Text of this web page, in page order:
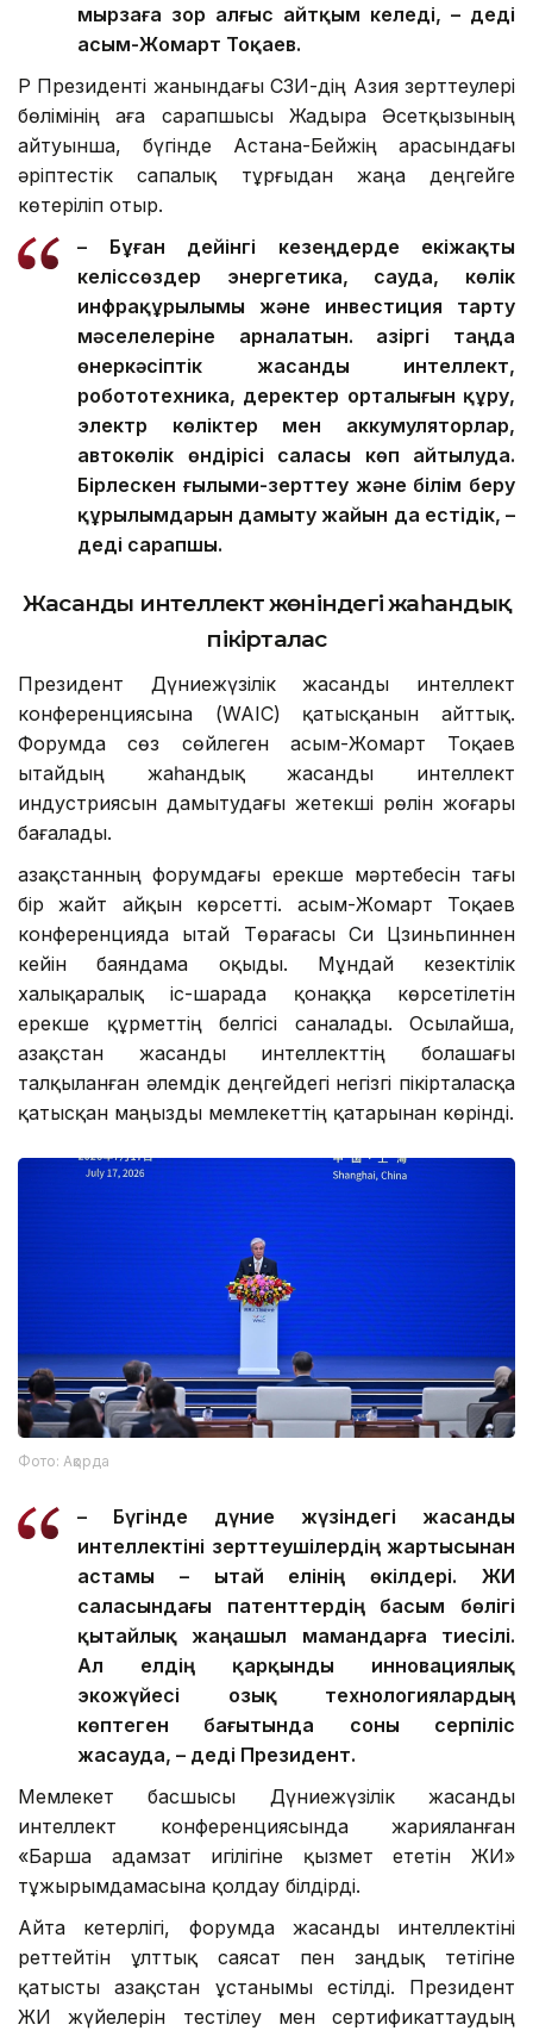
мырзаға зор алғыс айтқым келеді, – деді
Қасым-Жомарт Тоқаев.
ҚР Президенті жанындағы ҚСЗИ-дің Азия зерттеулері
бөлімінің аға сарапшысы Жадыра Әсетқызының
айтуынша, бүгінде Астана-Бейжің арасындағы
әріптестік сапалық тұрғыдан жаңа деңгейге
көтеріліп отыр.
– Бұған дейінгі кезеңдерде екіжақты
келіссөздер энергетика, сауда, көлік
инфрақұрылымы және инвестиция тарту
мәселелеріне арналатын. Қазіргі таңда
өнеркәсіптік жасанды интеллект,
робототехника, деректер орталығын құру,
электр көліктер мен аккумуляторлар,
автокөлік өндірісі саласы көп айтылуда.
Бірлескен ғылыми-зерттеу және білім беру
құрылымдарын дамыту жайын да естідік, –
деді сарапшы.
Жасанды интеллект жөніндегі жаһандық
пікірталас
Президент Дүниежүзілік жасанды интеллект
конференциясына (WAIC) қатысқанын айттық.
Форумда сөз сөйлеген Қасым-Жомарт Тоқаев
Қытайдың жаһандық жасанды интеллект
индустриясын дамытудағы жетекші рөлін жоғары
бағалады.
Қазақстанның форумдағы ерекше мәртебесін тағы
бір жайт айқын көрсетті. Қасым-Жомарт Тоқаев
конференцияда Қытай Төрағасы Си Цзиньпиннен
кейін баяндама оқыды. Мұндай кезектілік
халықаралық іс-шарада қонаққа көрсетілетін
ерекше құрметтің белгісі саналады. Осылайша,
Қазақстан жасанды интеллекттің болашағы
талқыланған әлемдік деңгейдегі негізгі пікірталасқа
қатысқан маңызды мемлекеттің қатарынан көрінді.
Фото: Ақорда
– Бүгінде дүние жүзіндегі жасанды
интеллектіні зерттеушілердің жартысынан
астамы – Қытай елінің өкілдері. ЖИ
саласындағы патенттердің басым бөлігі
қытайлық жаңашыл мамандарға тиесілі.
Ал елдің қарқынды инновациялық
экожүйесі озық технологиялардың
көптеген бағытында соны серпіліс
жасауда, – деді Президент.
Мемлекет басшысы Дүниежүзілік жасанды
интеллект конференциясында жарияланған
«Барша адамзат игілігіне қызмет ететін ЖИ»
тұжырымдамасына қолдау білдірді.
Айта кетерлігі, форумда жасанды интеллектіні
реттейтін ұлттық саясат пен заңдық тетігіне
қатысты Қазақстан ұстанымы естілді. Президент
ЖИ жүйелерін тестілеу мен сертификаттаудың